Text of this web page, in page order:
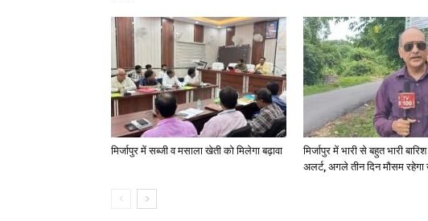
मिर्जापुर में सब्जी व मसाला खेती को मिलेगा बढ़ावा
मिर्जापुर में भारी से बहुत भारी
अलर्ट, अगले तीन दिन मौसम रहेगा